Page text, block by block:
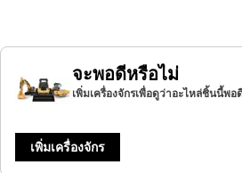
จะพอดีหรือไม่
เพิ่มเครื่องจักรเพื่อดูว่าอะไหล่ชิ้นนี้พ
เพิ่มเครื่องจักร